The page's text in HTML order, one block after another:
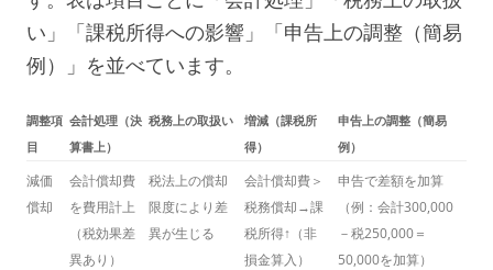
い」「課税所得への影響」「申告上の調整（簡易
例）」を並べています。
調整項
目
会計処理（決
算書上）
税務上の取扱い
増減（課税所
得）
申告上の調整（簡易
例）
減価
償却
会計償却費
を費用計上
（税効果差
異あり）
税法上の償却
限度により差
異が生じる
会計償却費＞
税務償却→課
税所得↑（非
損金算入）
申告で差額を加算
（例：会計300,000
－税250,000＝
50,000を加算）